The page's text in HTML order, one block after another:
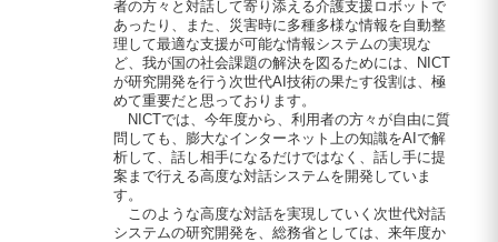
者の方々と対話して寄り添える介護支援ロボットで
あったり、また、災害時に多種多様な情報を自動整
理して最適な支援が可能な情報システムの実現な
ど、我が国の社会課題の解決を図るためには、NICT
が研究開発を行う次世代AI技術の果たす役割は、極
めて重要だと思っております。
NICTでは、今年度から、利用者の方々が自由に質
問しても、膨大なインターネット上の知識をAIで解
析して、話し相手になるだけではなく、話し手に提
案まで行える高度な対話システムを開発していま
す。
このような高度な対話を実現していく次世代対話
システムの研究開発を、総務省としては、来年度か